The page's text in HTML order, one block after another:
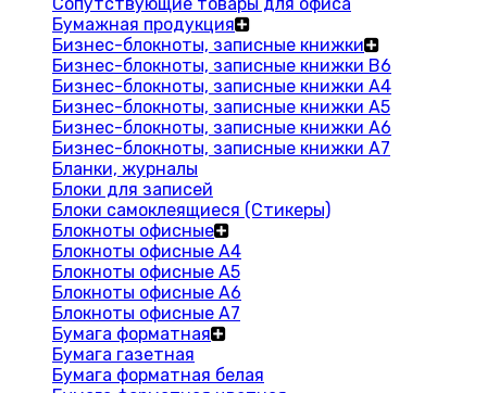
Бумажная продукция
Бизнес-блокноты, записные книжки
Бизнес-блокноты, записные книжки В6
Бизнес-блокноты, записные книжки A4
Бизнес-блокноты, записные книжки А5
Бизнес-блокноты, записные книжки А6
Бизнес-блокноты, записные книжки А7
Бланки, журналы
Блоки для записей
Блоки самоклеящиеся (Стикеры)
Блокноты офисные
Блокноты офисные A4
Блокноты офисные A5
Блокноты офисные A6
Блокноты офисные A7
Бумага форматная
Бумага газетная
Бумага форматная белая